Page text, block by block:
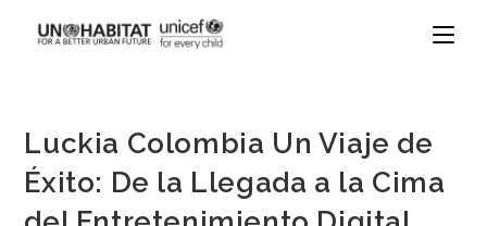
Luckia Colombia Un Viaje de
Éxito: De la Llegada a la Cima